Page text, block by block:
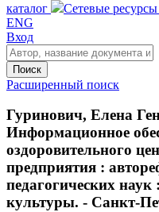
каталог
Сетевые ресурсы
ENG
Вход
Поиск
Расширенный поиск
Гуринович, Елена
Информационное
оздоровительного
предприятия :
педагогических
культуры. - Санкт-